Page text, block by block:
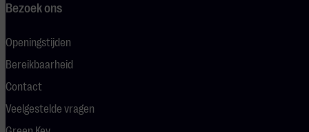
Bezoek ons
Openingstijden
Bereikbaarheid
Contact
Veelgestelde vragen